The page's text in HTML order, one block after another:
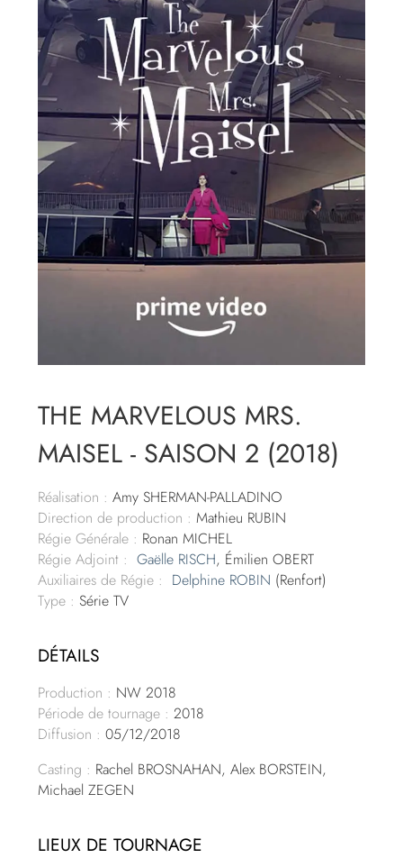
THE MARVELOUS MRS.
MAISEL - SAISON 2 (2018)
Réalisation : Amy SHERMAN-PALLADINO
Direction de production : Mathieu RUBIN
Régie Générale : Ronan MICHEL
Régie Adjoint : Gaëlle RISCH, Émilien OBERT
Auxiliaires de Régie : Delphine ROBIN (Renfort)
Type : Série TV
DÉTAILS
Production : NW 2018
Période de tournage : 2018
Diffusion : 05/12/2018
Casting : Rachel BROSNAHAN, Alex BORSTEIN,
Michael ZEGEN
LIEUX DE TOURNAGE